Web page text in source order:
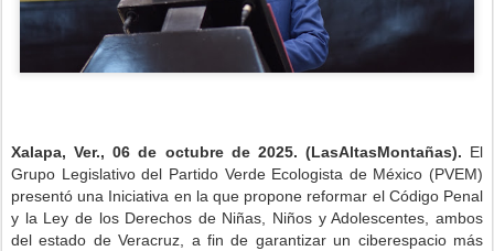
Xalapa, Ver., 06 de octubre de 2025. (LasAltasMontañas). El
Grupo Legislativo del Partido Verde Ecologista de México (PVEM)
presentó una Iniciativa en la que propone reformar el Código Penal
y la Ley de los Derechos de Niñas, Niños y Adolescentes, ambos
del estado de Veracruz, a fin de garantizar un ciberespacio más